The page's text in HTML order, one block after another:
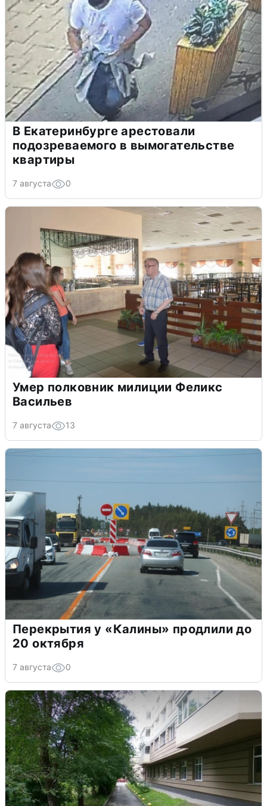
В Екатеринбурге арестовали
подозреваемого в вымогательстве
квартиры
7 августа 0
Умер полковник милиции Феликс
Васильев
7 августа 13
Перекрытия у «Калины» продлили до
20 октября
7 августа 0